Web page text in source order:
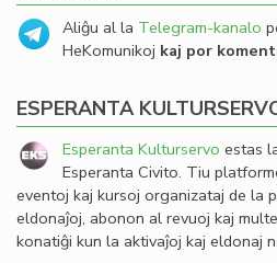
Aliĝu al la Telegram-kanalo
HeKomunikoj kaj por
ESPERANTA
Esperanta Kulturservo estas
Esperanta Civito. Tiu
eventoj kaj kursoj organizataj de la
eldonaĵoj, abonon al revuoj kaj
konatiĝi kun la aktivaĵoj kaj eldonaj